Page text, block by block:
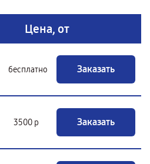
Цена, от
бесплатно Заказать
3500 р Заказать